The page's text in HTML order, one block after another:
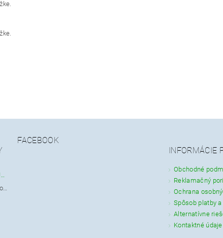
Vilma Nemcová
FACEBOOK
INFORMÁCIE
Obchodné
Reklamačný
Ochrana
Spôsob platby
Alternatívne
Kontaktné údaje